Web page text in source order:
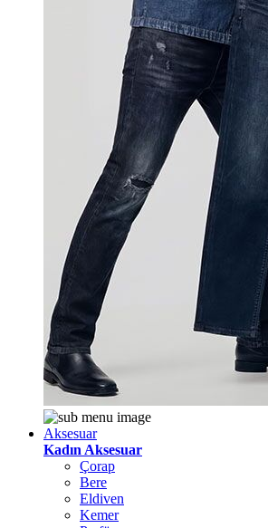
Aksesuar
Kadın Aksesuar
Çorap
Bere
Eldiven
Kemer